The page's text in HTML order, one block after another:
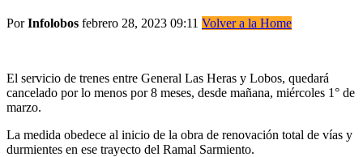
PorInfolobos febrero 28, 2023 09:11 Volver a la Home
El servicio de trenes entre General Las Heras y Lobos, quedará
cancelado por lo menos por 8 meses, desde mañana, miércoles 1° de
marzo.
La medida obedece al inicio de la obra de renovación total de vías y
durmientes en ese trayecto del Ramal Sarmiento.